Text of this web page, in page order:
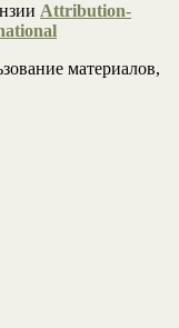
Attribution-
материалов,